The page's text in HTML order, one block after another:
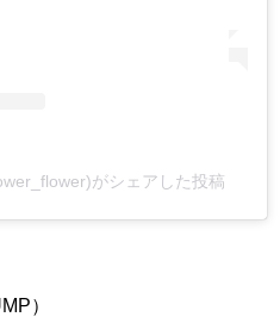
がシェアした投稿
）